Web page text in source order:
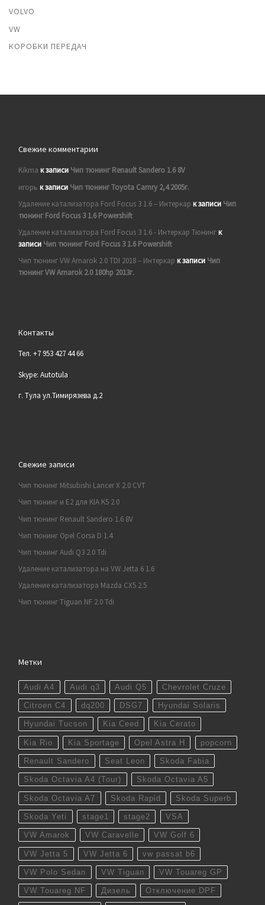
VOLVO
VW
КОРОБКИ ПЕРЕДАЧ
Свежие комментарии
Kikma к записи Чип тюнинг Renault Sandero 1.6 8V
игорь к записи Чип тюнинг Toyota Camry 2,4 2005г.
Удаление катализатора Ford Focus 3 1.6 – Интеркар к записи Чип
тюнинг Ford Focus 3 1.6 Powershift
Удаление катализатора Ford Focus 3 1.6 - Интеркар Тюнингк
записи Чип тюнинг Ford Focus 3 1.6 Powershift
Чип тюнинг VW Amarok 2.0 TDI 2018 – Интеркар к записи Чип
тюнинг VW Amarok 2.0 180hp 2013г.
Контакты
Тел. +7 953 427 44 66
Skype: Autotula
г. Тула ул.Тимирязева д.2
Свежие записи
Чип тюнинг Mitsubishi Lancer X 2.0 CVT
Чип тюнинг и E2 для KIA K5 2.0
Чип тюнинг Renault Sandero 1.6 8V
Чип тюнинг Opel Corsa D 1.4
Чип тюнинг Audi Q3 2.0 Tdi
Удаление катализатора на VW Jetta 6 1.6
Удаление катализатора Mazda CX5 2.5
Чип тюнинг Tiguan NF 2.0 Tdi
Метки
Audi A4 Audi q3 Audi Q5 Chevrolet Cruze
Citroen C4 dq200 DSG7 Hyundai Solaris
Hyundai Tucson Kia Ceed Kia Cerato
Kia Rio Kia Sportage Opel Astra H popcorn
Renault Sandero Seat Leon Skoda Fabia
Skoda Octavia A4 (Tour) Skoda Octavia A5
Skoda Octavia A7 Skoda Rapid Skoda Superb
Skoda Yeti stage1 stage2 VSA
VW Amarok VW Caravelle VW Golf 6
VW Jetta 5 VW Jetta 6 vw passat b6
VW Polo Sedan VW Tiguan VW Touareg GP
VW Touareg NF Дизель Отключение DPF